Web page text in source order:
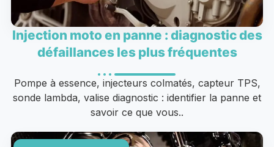
Injection moto en panne : diagnostic des
défaillances les plus fréquentes
Pompe à essence, injecteurs colmatés, capteur TPS,
sonde lambda, valise diagnostic : identifier la panne et
savoir ce que vous..